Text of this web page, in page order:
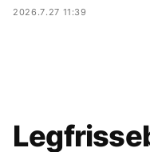
2026.7.27 11:39